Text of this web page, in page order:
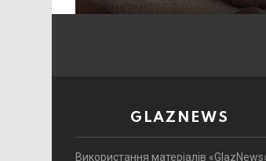
GLAZNEWS
Використання матеріалів